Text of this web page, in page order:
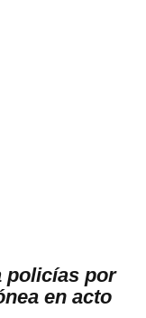
policías por
en acto